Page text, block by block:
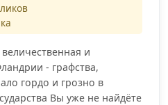
и
- графства,
гордо и грозно в
Вы уже не найдёте